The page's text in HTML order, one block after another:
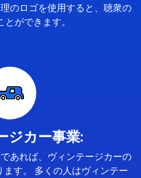
のロゴを使用すると、聴衆の
ができます。
ジカー事業:
あれば、ヴィンテージカーの
ます。 多くの人はヴィンテー